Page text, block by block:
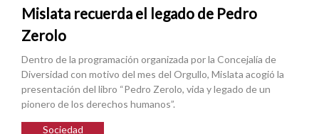
Mislata recuerda el legado de Pedro
Zerolo
Dentro de la programación organizada por la Concejalía de
Diversidad con motivo del mes del Orgullo, Mislata acogió la
presentación del libro “Pedro Zerolo, vida y legado de un
pionero de los derechos humanos”.
Sociedad